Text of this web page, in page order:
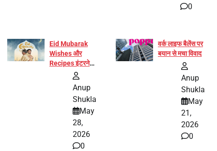
0
Eid Mubarak
Wishes और
Recipes इंटरनेट
पर हुईं वायरल
Anup
Shukla
May
28,
2026
0
वर्क लाइफ बैलेंस पर
बयान से मचा विवाद
Anup
Shukla
May
21,
2026
0